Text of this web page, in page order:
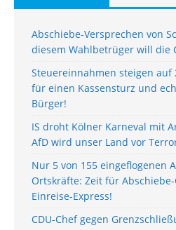
Abschiebe-Versprechen von
diesem Wahlbetrüger will die
Steuereinnahmen steigen auf
für einen Kassensturz und
Bürger!
IS droht Kölner Karneval mit
AfD wird unser Land vor
Nur 5 von 155 eingeflogenen
Ortskräfte: Zeit für
Einreise-Express!
CDU-Chef gegen